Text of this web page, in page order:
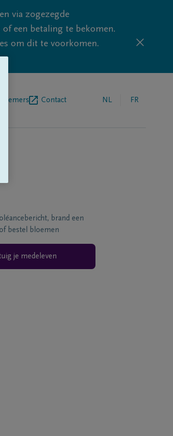
via zogezegde
een betaling te bekomen.
om dit te voorkomen.
Contact NL FR
brand een
bestel bloemen
je medeleven